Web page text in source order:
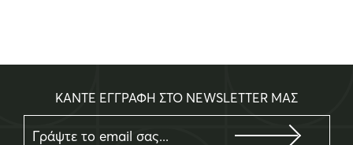
ΚΑΝΤΕ ΕΓΓΡΑΦΗ ΣΤΟ NEWSLETTER ΜΑΣ